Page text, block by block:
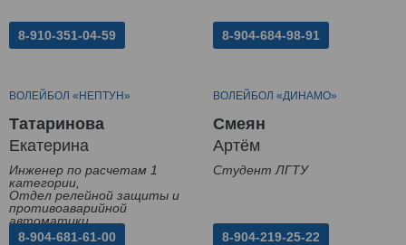
8-910-351-04-59 8-904-684-98-91
ВОЛЕЙБОЛ «НЕПТУН»
Татаринова
Екатерина
Инженер по расчетам 1
категории,
Отдел релейной защиты и
противоаварийной
автоматики
8-904-681-61-00
ВОЛЕЙБОЛ «ДИНАМО»
Смеян
Артём
Студент ЛГТУ
8-904-219-25-22